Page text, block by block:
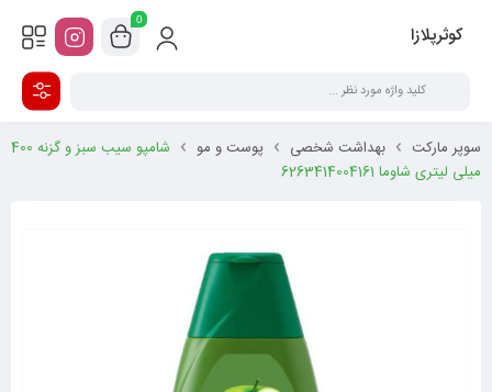
کوثرپلازا
0
سوپر مارکت بهداشت شخصی پوست و مو
شامپو سیب سبز و گزنه 400
میلی لیتری شاوما 6263414004161